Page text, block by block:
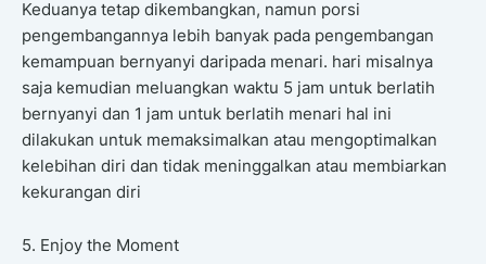
Keduanya tetap dikembangkan, namun porsi
pengembangannya lebih banyak pada pengembangan
kemampuan bernyanyi daripada menari. hari misalnya
saja kemudian meluangkan waktu 5 jam untuk berlatih
bernyanyi dan 1 jam untuk berlatih menari hal ini
dilakukan untuk memaksimalkan atau mengoptimalkan
kelebihan diri dan tidak meninggalkan atau membiarkan
kekurangan diri
5. Enjoy the Moment